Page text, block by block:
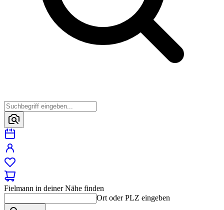
Fielmann in deiner Nähe finden
Ort oder PLZ eingeben